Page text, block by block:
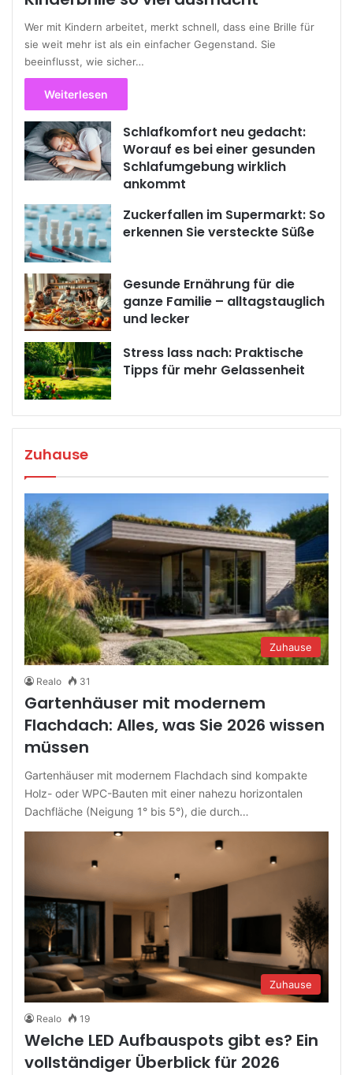
Wer mit Kindern arbeitet, merkt schnell, dass eine Brille für
sie weit mehr ist als ein einfacher Gegenstand. Sie
beeinflusst, wie sicher…
Weiterlesen
Schlafkomfort neu gedacht:
Worauf es bei einer gesunden
Schlafumgebung wirklich
ankommt
Zuckerfallen im Supermarkt: So
erkennen Sie versteckte Süße
Gesunde Ernährung für die
ganze Familie – alltagstauglich
und lecker
Stress lass nach: Praktische
Tipps für mehr Gelassenheit
Zuhause
Zuhause
Realo 31
Gartenhäuser mit modernem
Flachdach: Alles, was Sie 2026 wissen
müssen
Gartenhäuser mit modernem Flachdach sind kompakte
Holz- oder WPC-Bauten mit einer nahezu horizontalen
Dachfläche (Neigung 1° bis 5°), die durch…
Zuhause
Realo 19
Welche LED Aufbauspots gibt es? Ein
vollständiger Überblick für 2026